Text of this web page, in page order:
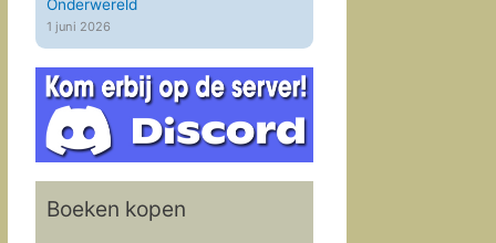
Onderwereld
1 juni 2026
Boeken kopen